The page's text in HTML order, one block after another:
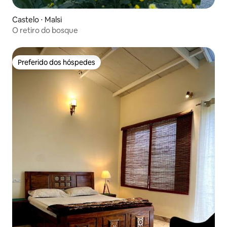
Castelo ⋅ Malsi
O retiro do bosque
Preferido dos hóspedes
Preferido dos hóspedes